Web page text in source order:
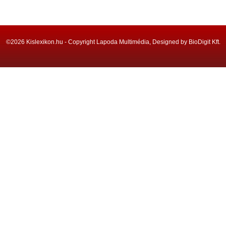
©2026 Kislexikon.hu - Copyright Lapoda Multimédia, Designed by BioDigit Kft.